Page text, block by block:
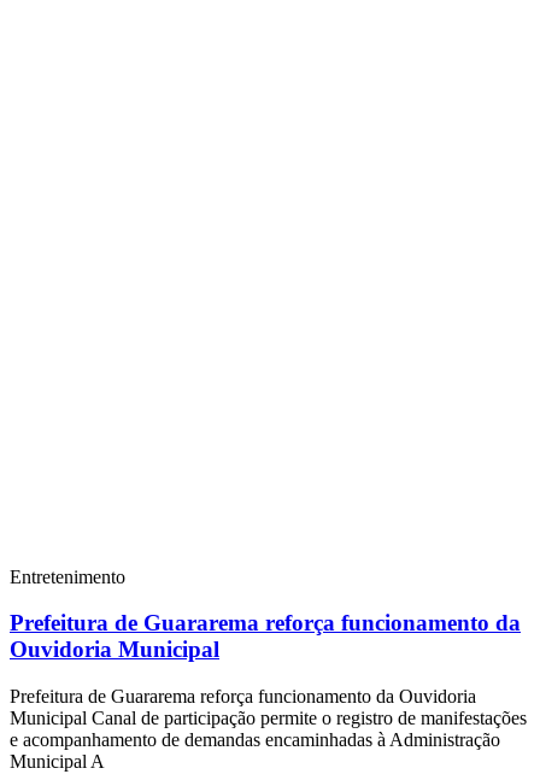
Entretenimento
Prefeitura de Guararema reforça funcionamento da
Ouvidoria Municipal
Prefeitura de Guararema reforça funcionamento da Ouvidoria
Municipal Canal de participação permite o registro de manifestações
e acompanhamento de demandas encaminhadas à Administração
Municipal A